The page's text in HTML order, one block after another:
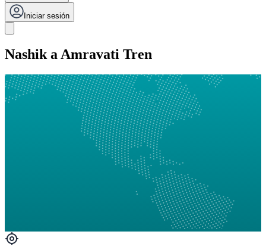
Iniciar sesión
Nashik a Amravati Tren